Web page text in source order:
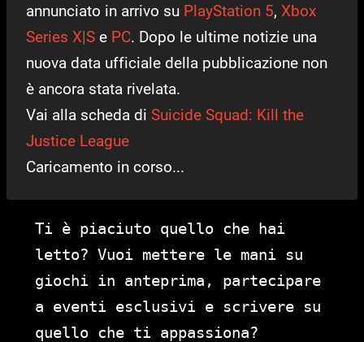
annunciato in arrivo su PlayStation 5, Xbox
Series X|S e PC. Dopo le ultime notizie una
nuova data ufficiale della pubblicazione non
è ancora stata rivelata.
Vai alla scheda di Suicide Squad: Kill the
Justice League
Caricamento in corso...
Ti è piaciuto quello che hai
letto? Vuoi mettere le mani su
giochi in anteprima, partecipare
a eventi esclusivi e scrivere su
quello che ti appassiona?